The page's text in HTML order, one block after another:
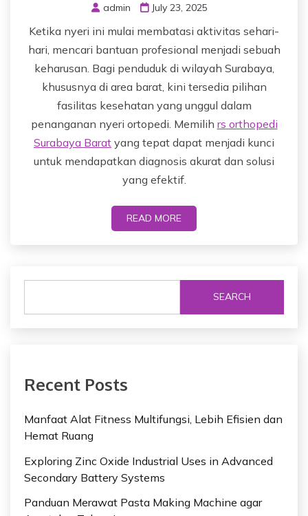
admin July 23, 2025
Ketika nyeri ini mulai membatasi aktivitas sehari-
hari, mencari bantuan profesional menjadi sebuah
keharusan. Bagi penduduk di wilayah Surabaya,
khususnya di area barat, kini tersedia pilihan
fasilitas kesehatan yang unggul dalam
penanganan nyeri ortopedi. Memilih rs orthopedi
Surabaya Barat yang tepat dapat menjadi kunci
untuk mendapatkan diagnosis akurat dan solusi
yang efektif.
READ MORE
SEARCH
Recent Posts
Manfaat Alat Fitness Multifungsi, Lebih Efisien dan
Hemat Ruang
Exploring Zinc Oxide Industrial Uses in Advanced
Secondary Battery Systems
Panduan Merawat Pasta Making Machine agar